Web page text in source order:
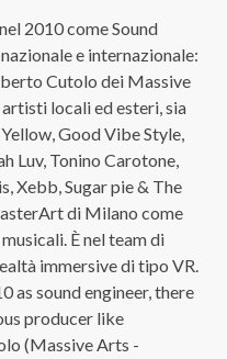
2010 come Sound
e internazionale:
Cutolo dei Massive
locali ed esteri, sia
Good Vibe Style,
Luv, Tonino Carotone,
Xebb, Sugar pie & The
di Milano come
È nel team di
immersive di tipo VR.
as sound engineer, there
producer like
(Massive Arts -